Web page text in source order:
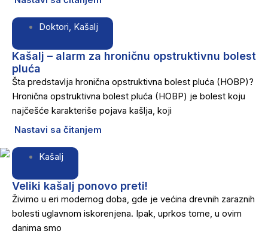
Doktori, Kašalj
Kašalj – alarm za hroničnu opstruktivnu bolest
pluća
Šta predstavlja hronična opstruktivna bolest pluća (HOBP)?
Hronična opstruktivna bolest pluća (HOBP) je bolest koju
najčešće karakteriše pojava kašlja, koji
Nastavi sa čitanjem
Kašalj
Veliki kašalj ponovo preti!
Živimo u eri modernog doba, gde je većina drevnih zaraznih
bolesti uglavnom iskorenjena. Ipak, uprkos tome, u ovim
danima smo